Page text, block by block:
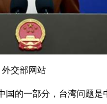
交部网站
国的一部分，台湾问题